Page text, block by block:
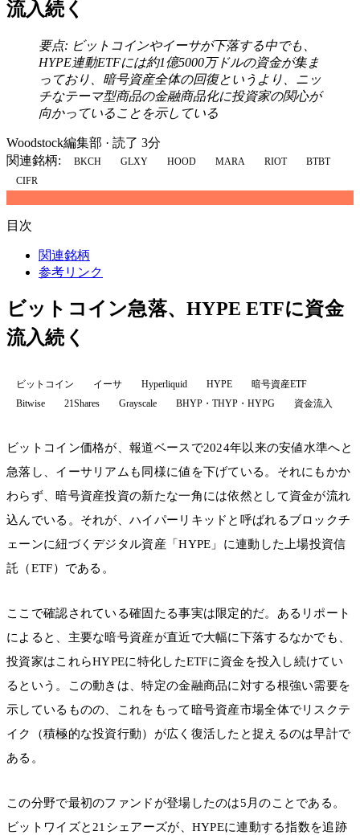
流入続く
要点: ビットコインやイーサが下落する中でも、
HYPE連動ETFには約1億5000万ドルの資金が集ま
っており、暗号資産全体の回復というより、ニッ
チなテーマ型商品の金融商品化に投資家の関心が
向かっていることを示している
Woodstock編集部 · 読了 3分
関連銘柄:
BKCH GLXY HOOD MARA RIOT
BTBT
CIFR
目次
関連銘柄
参考リンク
ビットコイン急落、HYPE ETFに資金
流入続く
ビットコイン イーサ Hyperliquid HYPE
暗号資産ETF
Bitwise
21Shares Grayscale BHYP・THYP・HYPG 資金流入
ビットコイン価格が、報道ベースで2024年以来の安値水準へと
急落し、イーサリアムも同様に値を下げている。それにもかか
わらず、暗号資産投資の新たな一角には依然として資金が流れ
込んでいる。それが、ハイパーリキッドと呼ばれるブロックチ
ェーンに紐づくデジタル資産「HYPE」に連動した上場投資信
託（ETF）である。
ここで確認されている確固たる事実は限定的だ。あるリポート
によると、主要な暗号資産が直近で大幅に下落するなかでも、
投資家はこれらHYPEに特化したETFに資金を投入し続けてい
るという。この動きは、特定の金融商品に対する根強い需要を
示しているものの、これをもって暗号資産市場全体でリスクテ
イク（積極的な投資行動）が広く復活したと捉えるのは早計で
ある。
この分野で最初のファンドが登場したのは5月のことである。
ビットワイズと21シェアーズが、HYPEに連動する指数を追跡